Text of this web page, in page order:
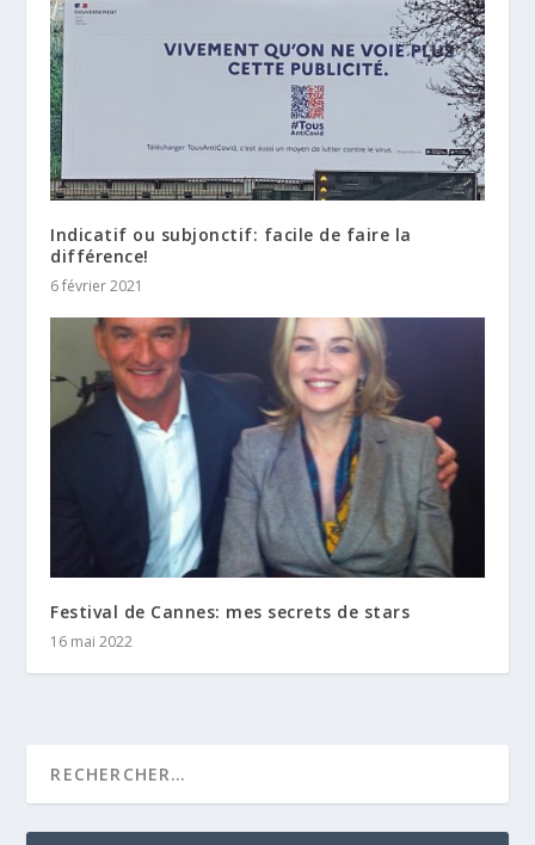
Indicatif ou subjonctif: facile de faire la
différence!
6 février 2021
Festival de Cannes: mes secrets de stars
16 mai 2022